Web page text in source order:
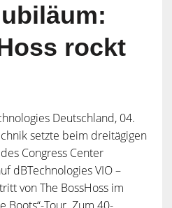
rockt
Deutschland, 04.
setzte beim dreitägigen
Congress Center
dBTechnologies VIO –
von The BossHoss im